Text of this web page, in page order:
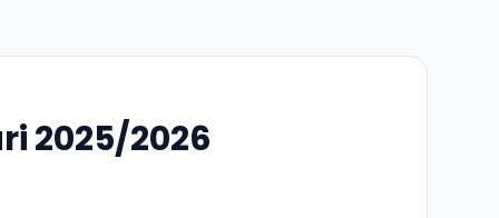
2025/2026